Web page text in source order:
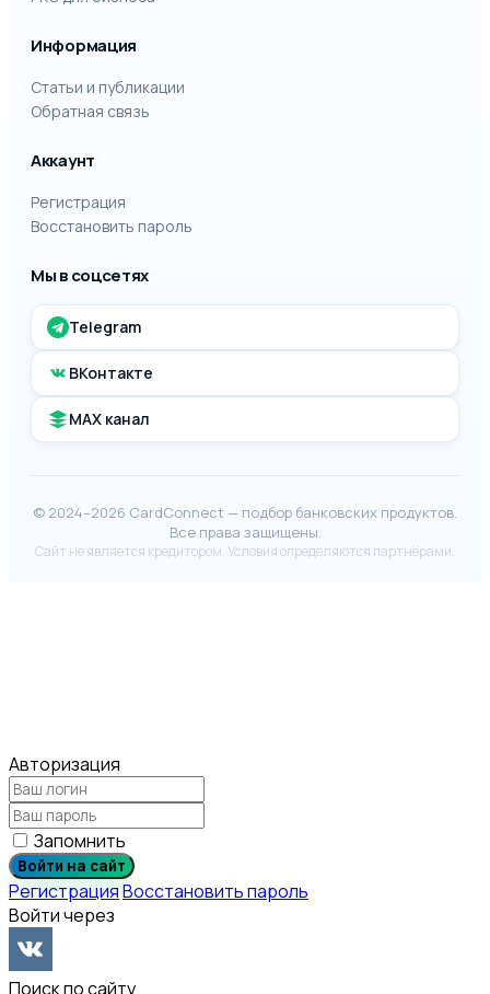
Информация
Статьи и публикации
Обратная связь
Аккаунт
Регистрация
Восстановить пароль
Мы в соцсетях
Telegram
ВКонтакте
MAX канал
© 2024–2026 CardConnect — подбор банковских продуктов.
Все права защищены.
Сайт не является кредитором. Условия определяются партнёрами.
Авторизация
Запомнить
Войти на сайт
РегистрацияВосстановить пароль
Войти через
Поиск по сайту